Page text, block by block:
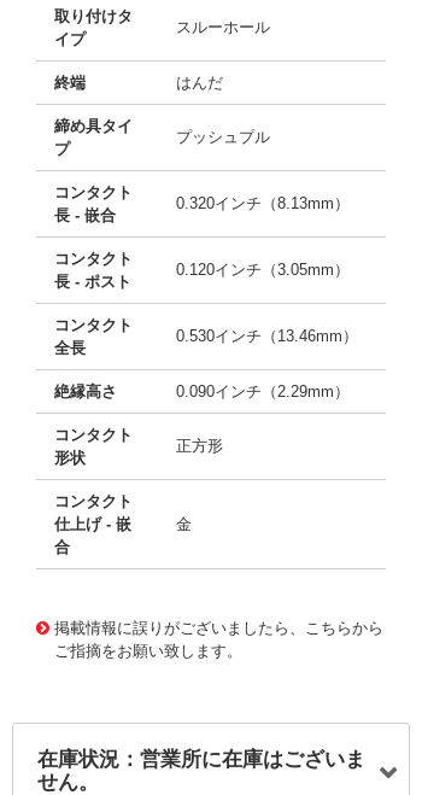
取り付けタ
イプ
スルーホール
終端 はんだ
締め具タイ
プ
プッシュプル
コンタクト
長 - 嵌合
0.320インチ（8.13mm）
コンタクト
長 - ポスト
0.120インチ（3.05mm）
コンタクト
全長
0.530インチ（13.46mm）
絶縁高さ 0.090インチ（2.29mm）
コンタクト
形状
正方形
コンタクト
仕上げ - 嵌
合
金
掲載情報に誤りがございましたら、こちらから
ご指摘をお願い致します。
在庫状況：営業所に在庫はございま
せん。